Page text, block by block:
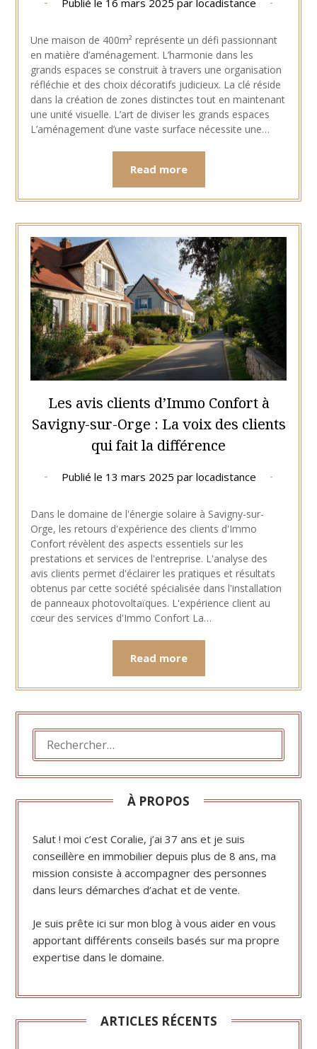
Une maison de 400m² représente un défi passionnant
en matière d’aménagement. L’harmonie dans les
grands espaces se construit à travers une organisation
réfléchie et des choix décoratifs judicieux. La clé réside
dans la création de zones distinctes tout en maintenant
une unité visuelle. L’art de diviser les grands espaces
L’aménagement d’une vaste surface nécessite une…
Read more
Les avis clients d’Immo Confort à
Savigny-sur-Orge : La voix des clients
qui fait la différence
Publié le 13 mars 2025 par locadistance
Dans le domaine de l'énergie solaire à Savigny-sur-
Orge, les retours d'expérience des clients d'Immo
Confort révèlent des aspects essentiels sur les
prestations et services de l'entreprise. L'analyse des
avis clients permet d'éclairer les pratiques et résultats
obtenus par cette société spécialisée dans l'installation
de panneaux photovoltaïques. L'expérience client au
cœur des services d'Immo Confort La…
Read more
À PROPOS
Salut ! moi c’est Coralie, j’ai 37 ans et je suis
conseillère en immobilier depuis plus de 8 ans, ma
mission consiste à accompagner des personnes
dans leurs démarches d’achat et de vente.
Je suis prête ici sur mon blog à vous aider en vous
apportant différents conseils basés sur ma propre
expertise dans le domaine.
ARTICLES RÉCENTS